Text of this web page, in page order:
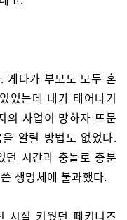
게다가 부모도 모두 혼
었는데 내가 태어나기
의 사업이 망하자 뜨문
알릴 방법도 없었다.
던 시간과 충돌로 충분
생명체에 불과했다.
시절 키웠던 페키니즈